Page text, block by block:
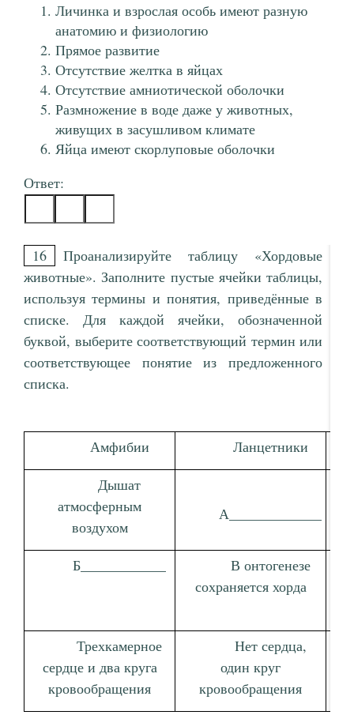
Личинка и взрослая особь имеют разную
анатомию и физиологию
Прямое развитие
Отсутствие желтка в яйцах
Отсутствие амниотической оболочки
Размножение в воде даже у животных,
живущих в засушливом климате
Яйца имеют скорлуповые оболочки
Ответ:
16
Проанализируйте таблицу «Хордовые
животные». Заполните пустые ячейки таблицы,
используя термины и понятия, приведённые в
списке. Для каждой ячейки, обозначенной
буквой, выберите соответствующий термин или
соответствующее понятие из предложенного
списка.
Амфибии
Ланцетники
Дышат
атмосферным
воздухом
А_____________
Б____________
В онтогенезе
сохраняется хорда
Трехкамерное
сердце и два круга
кровообращения
Нет сердца,
один круг
кровообращения